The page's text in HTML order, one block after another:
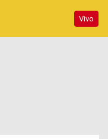
Vivo